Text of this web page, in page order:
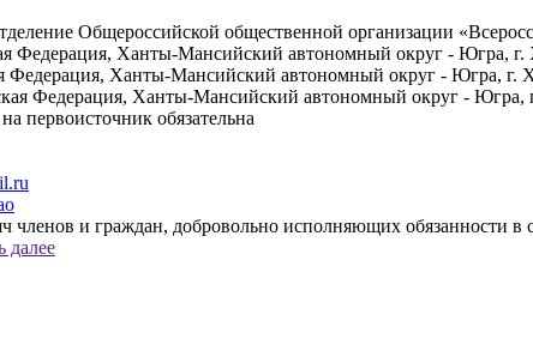
Общероссийской общественной организации
Федерация, Ханты-Мансийский автономный округ - Югра,
Федерация, Ханты-Мансийский автономный округ - Югра, г.
Федерация, Ханты-Мансийский автономный округ - Югра,
первоисточник обязательна
и граждан, добровольно исполняющих обязанности
далее